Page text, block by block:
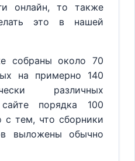
онлайн, то также
это в нашей
собраны около 70
на примерно 140
различных
порядка 100
с тем, что сборники
выложены обычно